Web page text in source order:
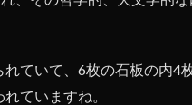
ていて、6枚の石板の内4
ていますね。